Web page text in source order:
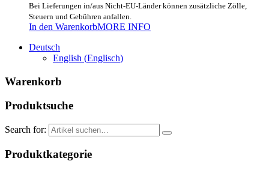
Bei Lieferungen in/aus Nicht-EU-Länder können zusätzliche Zölle,
Steuern und Gebühren anfallen.
In den WarenkorbMORE INFO
Deutsch
English (Englisch)
Warenkorb
Produktsuche
Search for:
Produktkategorie